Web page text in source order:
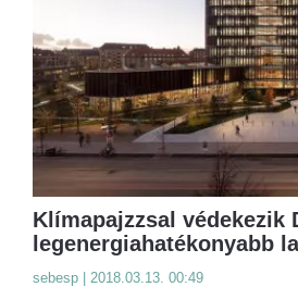
Klímapajzzsal védekezik
legenergiahatékonyabb
sebesp | 2018.03.13. 00:49